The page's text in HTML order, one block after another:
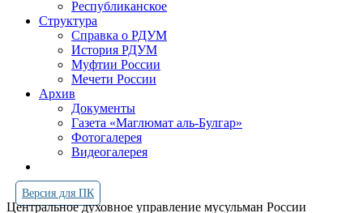
Республиканское
Структура
Справка о РДУМ
История РДУМ
Муфтии России
Мечети России
Архив
Документы
Газета «Маглюмат аль-Булгар»
Фотогалерея
Видеогалерея
Версия для ПК
Центральное духовное управление мусульман России